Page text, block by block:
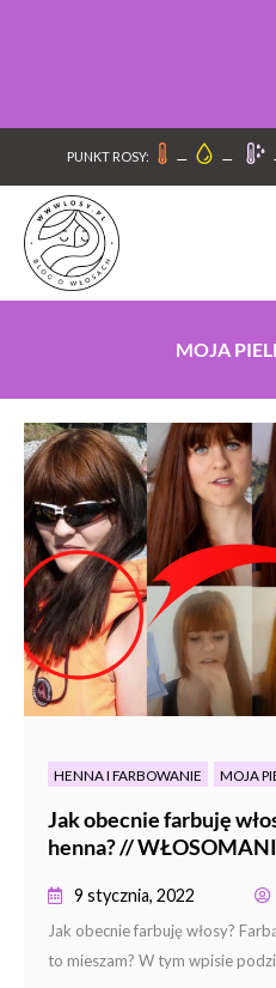
PUNKT ROSY: – –
MOJA
HENNA I FARBOWANIE MOJA
Jak obecnie farbuję
henna? //
9 stycznia, 2022
Jak obecnie farbuję włosy?
to mieszam? W tym wpisie